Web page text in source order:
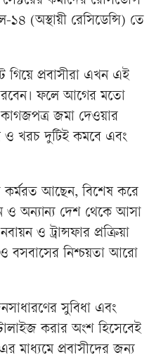
(অস্থায়ী রেসিডেন্সি) তে
গিয়ে প্রবাসীরা এখন এই
ফলে আগের মতো
জমা দেওয়ার
ও খরচ দুটিই কমবে এবং
কর্মরত আছেন, বিশেষ করে
ও অন্যান্য দেশ থেকে আসা
ও ট্রান্সফার প্রক্রিয়া
ও বসবাসের নিশ্চয়তা আরো
সুবিধা এবং
করার অংশ হিসেবেই
মাধ্যমে প্রবাসীদের জন্য